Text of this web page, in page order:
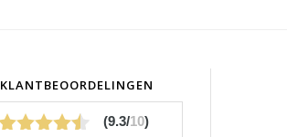
KLANTBEOORDELINGEN
(9.3/10)